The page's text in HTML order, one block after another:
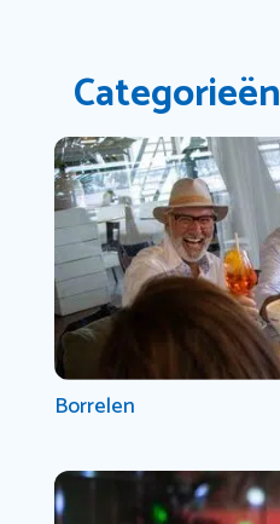
Categorieën
Borrelen